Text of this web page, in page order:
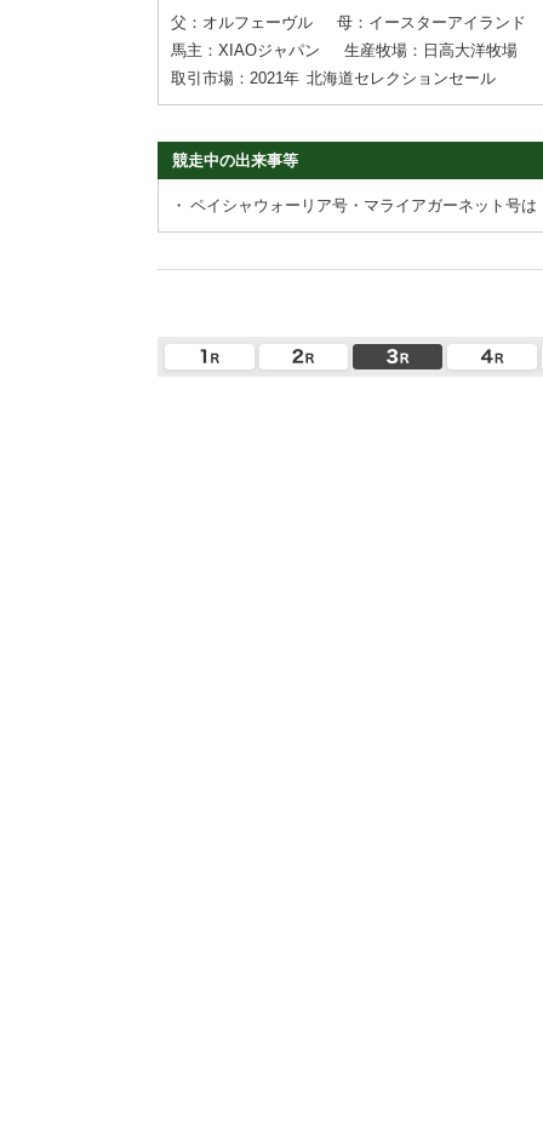
父：オルフェーヴル
母：イースターアイランド
馬主：XIAOジャパン
生産牧場：日高大洋牧場
取引市場：2021年 北海道セレクションセール
競走中の出来事等
・ ペイシャウォーリア号・マライアガーネット号